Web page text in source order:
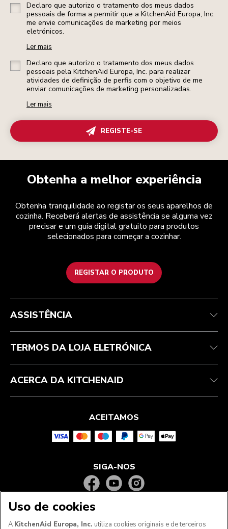
Declaro que autorizo o tratamento dos meus dados
pessoais de forma a permitir que a KitchenAid Europa, Inc.
me envie comunicações de marketing por meios
eletrónicos.
Ler mais
Declaro que autorizo o tratamento dos meus dados
pessoais pela KitchenAid Europa, Inc. para realizar
atividades de definição de perfis com o objetivo de me
enviar comunicações de marketing personalizadas.
Ler mais
REGISTE-SE
Obtenha a melhor experiência
Obtenha tranquilidade ao registar os seus aparelhos de
cozinha. Receberá alertas de assistência se alguma vez
precisar e um guia digital gratuito para produtos
selecionados para começar a cozinhar.
REGISTAR O PRODUTO
Health Check
Atendimento ao cliente
Acompanhar a sua encomenda
Garantia e documentos
Perguntas frequentes
Termos e condições
Envio e entrega
Devoluções e reembolsos
Marca
ODR
A marca
A nossa história
ASSISTÊNCIA
TERMOS DA LOJA ELETRÓNICA
ACERCA DA KITCHENAID
ACEITAMOS
SIGA-NOS
Uso de cookies
A KitchenAid Europa, Inc. utiliza cookies originais e de terceiros